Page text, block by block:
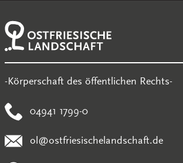
-Körperschaft des öffentlichen Rechts-
04941 1799-0
ol@ostfriesischelandschaft.de